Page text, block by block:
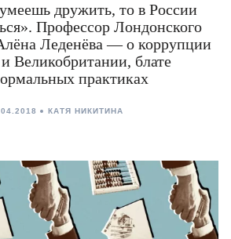
дружить, то в России
Профессор Лондонского
Леденёва — о коррупции
Великобритании, блате
практиках
КАТЯ НИКИТИНА